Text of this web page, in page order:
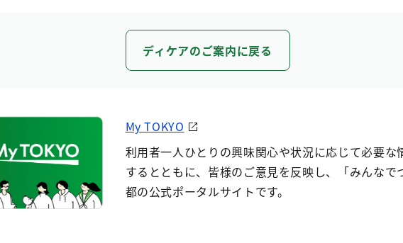
ディケアのご案内に戻る
My TOKYO
利用者一人ひとりの興味関心や状況に応じて必要な
するとともに、皆様のご意見を反映し、「みんなで
都の公式ポータルサイトです。